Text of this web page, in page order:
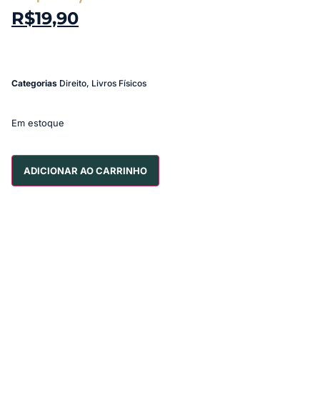
R$19,90
Categorias Direito, Livros Físicos
Em estoque
ADICIONAR AO CARRINHO